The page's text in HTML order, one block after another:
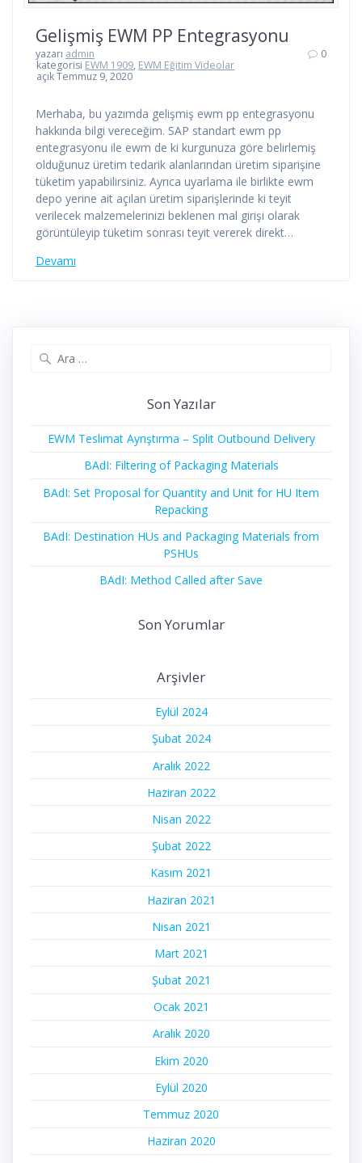
Gelişmiş EWM PP Entegrasyonu
yazarı admin
kategorisi EWM 1909, EWM Eğitim Videolar
açık Temmuz 9, 2020
0
Merhaba, bu yazımda gelişmiş ewm pp entegrasyonu
hakkında bilgi vereceğim. SAP standart ewm pp
entegrasyonu ile ewm de ki kurgunuza göre belirlemiş
olduğunuz üretim tedarik alanlarından üretim siparişine
tüketim yapabilirsiniz. Ayrıca uyarlama ile birlikte ewm
depo yerine ait açılan üretim siparişlerinde ki teyit
verilecek malzemelerinizi beklenen mal girişi olarak
görüntüleyip tüketim sonrası teyit vererek direkt…
Devamı
Son Yazılar
EWM Teslimat Ayrıştırma – Split Outbound Delivery
BAdI: Filtering of Packaging Materials
BAdI: Set Proposal for Quantity and Unit for HU Item
Repacking
BAdI: Destination HUs and Packaging Materials from
PSHUs
BAdI: Method Called after Save
Son Yorumlar
Arşivler
Eylül 2024
Şubat 2024
Aralık 2022
Haziran 2022
Nisan 2022
Şubat 2022
Kasım 2021
Haziran 2021
Nisan 2021
Mart 2021
Şubat 2021
Ocak 2021
Aralık 2020
Ekim 2020
Eylül 2020
Temmuz 2020
Haziran 2020